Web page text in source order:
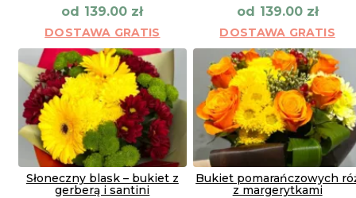
od 139.00 zł
DOSTAWA GRATIS
od 139.00 zł
DOSTAWA GRATIS
Słoneczny blask – bukiet z
gerberą i santini
Bukiet pomarańczowych
z margerytkami